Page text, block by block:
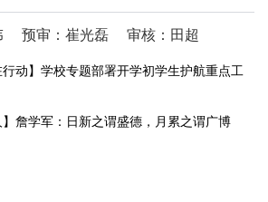
预审：崔光磊 审核：田超
行动】学校专题部署开学初学生护航重点工
】詹学军：日新之谓盛德，月累之谓广博